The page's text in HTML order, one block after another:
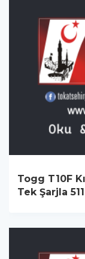
Togg T10F
Tek Şarjla